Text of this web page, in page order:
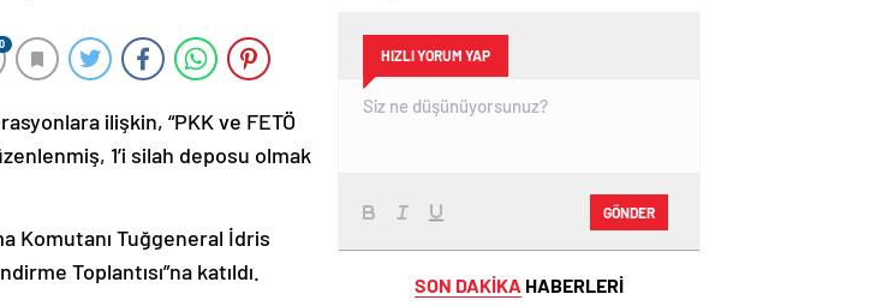
0
ilişkin, “PKK ve FETÖ
1’i silah deposu olmak
Komutanı Tuğgeneral İdris
Toplantısı”na katıldı.
HIZLI YORUM YAP
GÖNDER
SON DAKİKA HABERLERİ